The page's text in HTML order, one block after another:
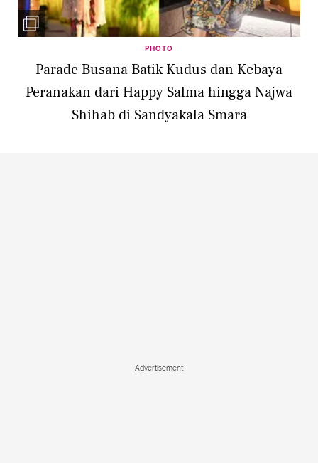
PHOTO
Parade Busana Batik Kudus dan Kebaya
Peranakan dari Happy Salma hingga Najwa
Shihab di Sandyakala Smara
Advertisement